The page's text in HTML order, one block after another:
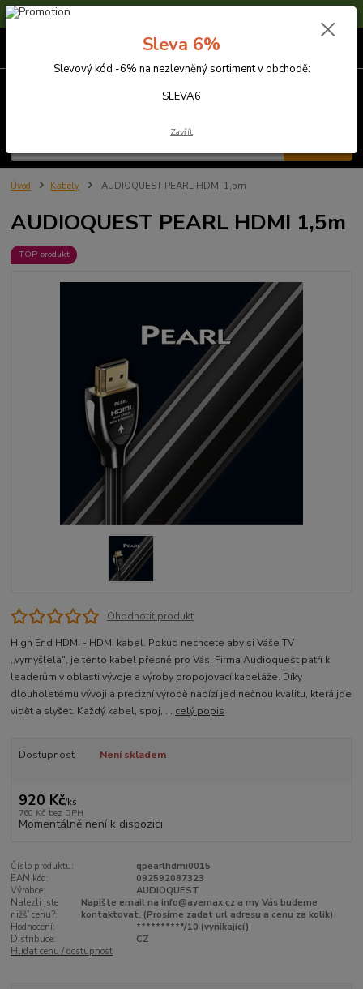
Sleva 6% na nezlevněné zboží s kódem SLEVA6
Úvod Kabely AUDIOQUEST PEARL HDMI 1,5m
AUDIOQUEST PEARL HDMI 1,5m
TOP produkt
Ohodnotit produkt
High End HDMI - HDMI kabel. Pokud nechcete aby si Váše TV
,,vymyšlela", je tento kabel přesně pro Vás. Firma Audioquest patří k
leaderům v oblasti vývoje a výroby propojovací kabeláže. Díky
dlouholetému vývoji a precizní výrobě nabízí jedinečnou kvalitu, která jde
vidět a slyšet. Každý kabel, spoj, ... celý popis
Dostupnost Není skladem
920 Kč/ks
760 Kč bez DPH
Momentálně není k dispozici
Číslo produktu:
qpearlhdmi0015
EAN kód:
092592087323
Výrobce:
AUDIOQUEST
Nalezli jste
nižší cenu?:
Napište email na info@avemax.cz a my Vás budeme
kontaktovat. (Prosíme zadat url adresu a cenu za kolik)
Hodnocení:
**********/10 (vynikající)
Distribuce:
CZ
Hlídat cenu / dostupnost
Sleva 6%
Slevový kód -6% na nezlevněný sortiment v obchodě:
SLEVA6
Zavřít